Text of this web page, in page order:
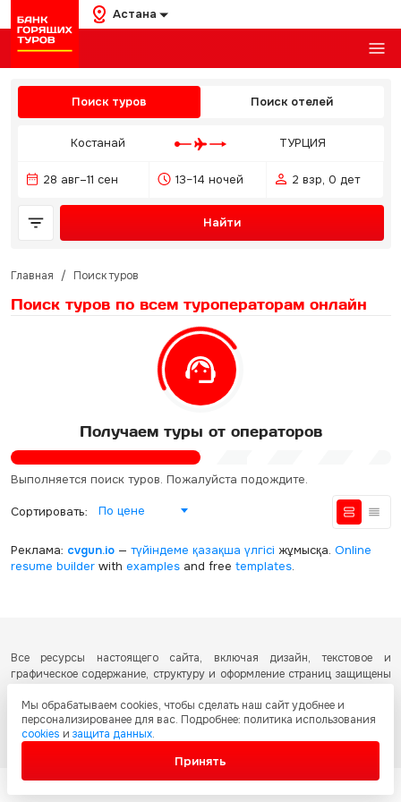
Астана
Поиск туров Поиск отелей
Костанай ТУРЦИЯ
28 авг–11 сен 13–14 ночей 2 взр, 0 дет
Найти
Главная / Поиск туров
Поиск туров по всем туроператорам онлайн
Получаем туры от операторов
Выполняется поиск туров. Пожалуйста подождите.
Сортировать: По цене
Реклама: cvgun.io— түйіндеме қазақша үлгісі жұмысқа. Online
resume builderwith examplesand free templates.
Все ресурсы настоящего сайта, включая дизайн, текстовое и
графическое содержание, структуру и оформление страниц защищены
Казахстан об охране авторских прав и интеллектуальной собственности.
Любое копирование и распространение материалов сайта без
письменного разрешения запрещено.
Мы обрабатываем cookies, чтобы сделать наш сайт удобнее и
персонализированее для вас. Подробнее: политика использования
cookies и защита данных.
Принять